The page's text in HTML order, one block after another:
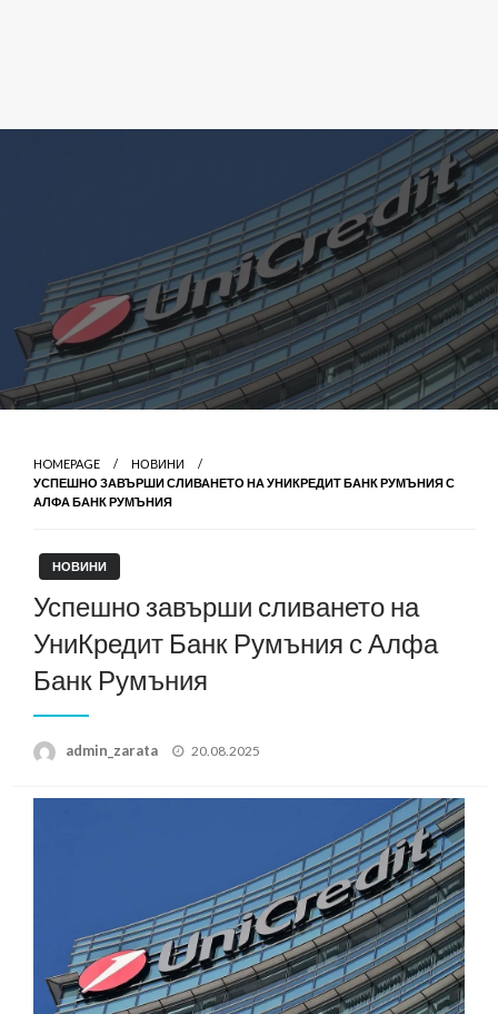
HOMEPAGE
НОВИНИ
УСПЕШНО ЗАВЪРШИ СЛИВАНЕТО НА УНИКРЕДИТ БАНК РУМЪНИЯ С
АЛФА БАНК РУМЪНИЯ
НОВИНИ
Успешно завърши сливането на
УниКредит Банк Румъния с Алфа
Банк Румъния
admin_zarata
Posted
20.08.2025